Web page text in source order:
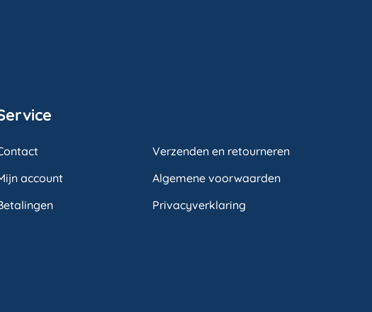
account
Verzenden en retourneren
Algemene voorwaarden
Privacyverklaring